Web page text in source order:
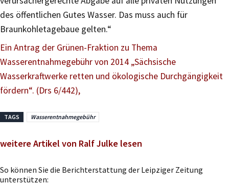
des öffentlichen Gutes Wasser. Das muss auch für
Braunkohletagebaue gelten.“
Ein Antrag der Grünen-Fraktion zu Thema
Wasserentnahmegebühr von 2014 „Sächsische
Wasserkraftwerke retten und ökologische Durchgängigkeit
fördern“. (Drs 6/442),
TAGS Wasserentnahmegebühr
weitere Artikel von Ralf Julke lesen
So können Sie die Berichterstattung der Leipziger Zeitung
unterstützen: